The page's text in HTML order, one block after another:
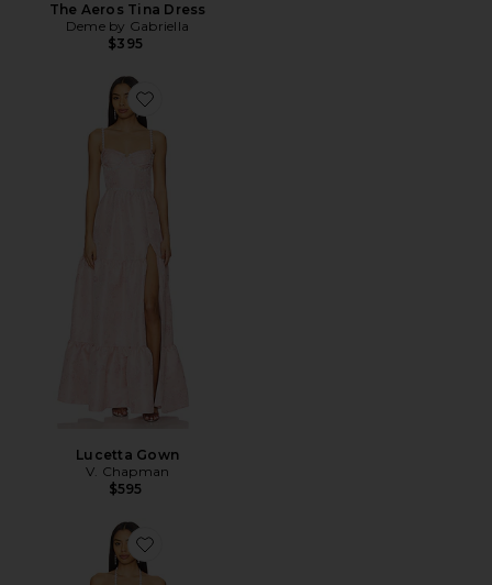
The Aeros Tina Dress
Deme by Gabriella
$395
Favorite Lucetta Gown
Lucetta Gown
V. Chapman
$595
Favorite Scarlette Gown